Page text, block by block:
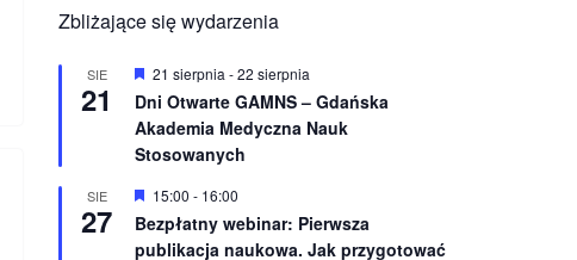
Zbliżające się wydarzenia
SIE
21
W
r
ó
ż
n
o
n
e
21 sierpnia -22 sierpnia
Dni Otwarte GAMNS – Gdańska
Akademia Medyczna Nauk
Stosowanych
SIE
27
W
r
ó
15:00 - 16:00
Bezpłatny webinar: Pierwsza
publikacja naukowa. Jak przygotować